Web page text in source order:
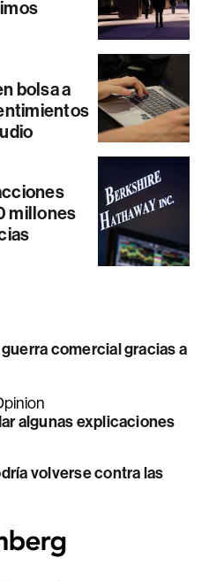
bolsa a
millones
comercial gracias a
algunas explicaciones
volverse contra las